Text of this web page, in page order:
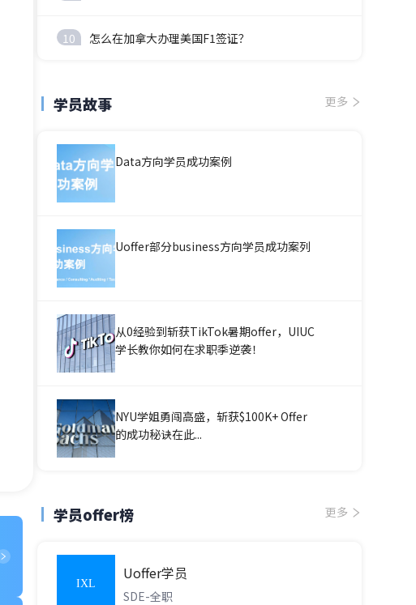
10 怎么在加拿大办理美国F1签证？
学员故事 更多
Data方向学员成功案例
Uoffer部分business方向学员成功案列
从0经验到斩获TikTok暑期offer，UIUC
学长教你如何在求职季逆袭！
NYU学姐勇闯高盛，斩获$100K+ Offer
的成功秘诀在此...
学员offer榜 更多
IXL
Uoffer学员
SDE-全职